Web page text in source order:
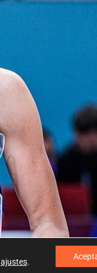
ajustes.